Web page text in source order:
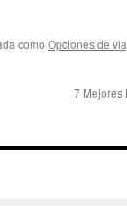
como Opciones de
7 Mejores